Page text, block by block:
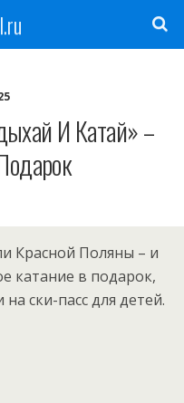
И Катай» –
Красной Поляны – и
катание в подарок,
ски-пасс для детей.